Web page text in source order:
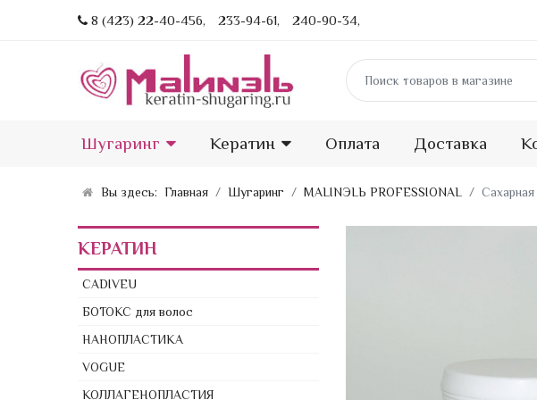
8 (423) 22-40-456, 233-94-61, 240-90-34,
Шугаринг Кератин Оплата Доставка
Вы здесь: Главная Шугаринг MALINЭLЬ PROFESSIONAL
КЕРАТИН
CADIVEU
БОТОКС для волос
НАНОПЛАСТИКА
VOGUE
КОЛЛАГЕНОПЛАСТИЯ